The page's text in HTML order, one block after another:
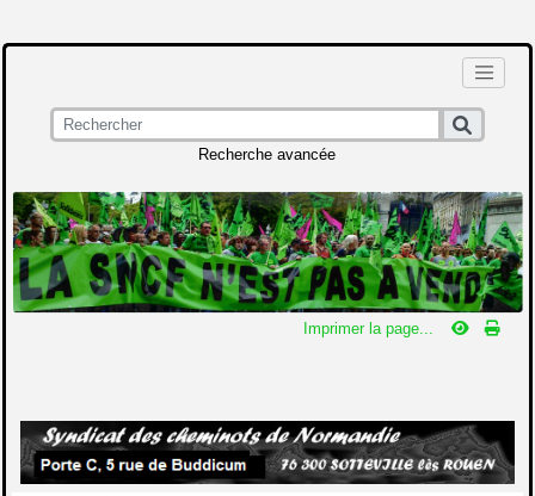
Recherche avancée
Imprimer la page...